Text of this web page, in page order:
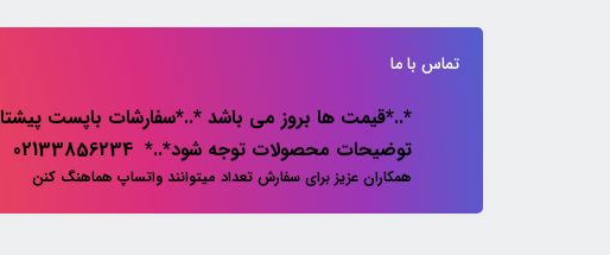
تماس با ما
*..*قیمت ها بروز می باشد *..*سفارشات باپست پیشتاز
توضیحات محصولات توجه شود*..* 02133856234
همکاران عزیز برای سفارش تعداد میتوانند واتساپ هماهنگ کنن